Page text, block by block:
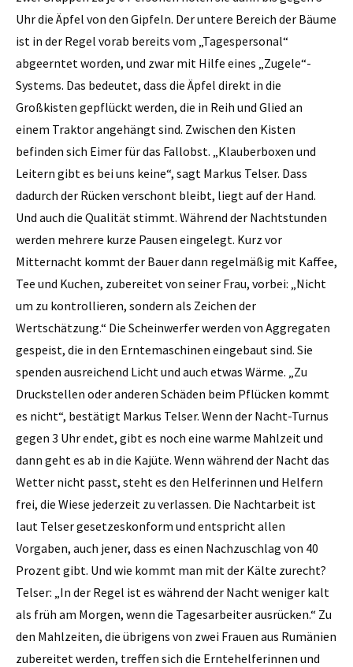
Uhr die Äpfel von den Gipfeln. Der untere Bereich der Bäume
ist in der Regel vorab bereits vom „Tagespersonal“
abgeerntet worden, und zwar mit Hilfe eines „Zugele“-
Systems. Das bedeutet, dass die Äpfel direkt in die
Großkisten gepflückt werden, die in Reih und Glied an
einem Traktor angehängt sind. Zwischen den Kisten
befinden sich Eimer für das Fallobst. „Klauberboxen und
Leitern gibt es bei uns keine“, sagt Markus Telser. Dass
dadurch der Rücken verschont bleibt, liegt auf der Hand.
Und auch die Qualität stimmt. Während der Nachtstunden
werden mehrere kurze Pausen eingelegt. Kurz vor
Mitternacht kommt der Bauer dann regelmäßig mit Kaffee,
Tee und Kuchen, zubereitet von seiner Frau, vorbei: „Nicht
um zu kontrollieren, sondern als Zeichen der
Wertschätzung.“ Die Scheinwerfer werden von Aggregaten
gespeist, die in den Erntemaschinen eingebaut sind. Sie
spenden ausreichend Licht und auch etwas Wärme. „Zu
Druckstellen oder anderen Schäden beim Pflücken kommt
es nicht“, bestätigt Markus Telser. Wenn der Nacht-Turnus
gegen 3 Uhr endet, gibt es noch eine warme Mahlzeit und
dann geht es ab in die Kajüte. Wenn während der Nacht das
Wetter nicht passt, steht es den Helferinnen und Helfern
frei, die Wiese jederzeit zu verlassen. Die Nachtarbeit ist
laut Telser gesetzeskonform und entspricht allen
Vorgaben, auch jener, dass es einen Nachzuschlag von 40
Prozent gibt. Und wie kommt man mit der Kälte zurecht?
Telser: „In der Regel ist es während der Nacht weniger kalt
als früh am Morgen, wenn die Tagesarbeiter ausrücken.“ Zu
den Mahlzeiten, die übrigens von zwei Frauen aus Rumänien
zubereitet werden, treffen sich die Erntehelferinnen und